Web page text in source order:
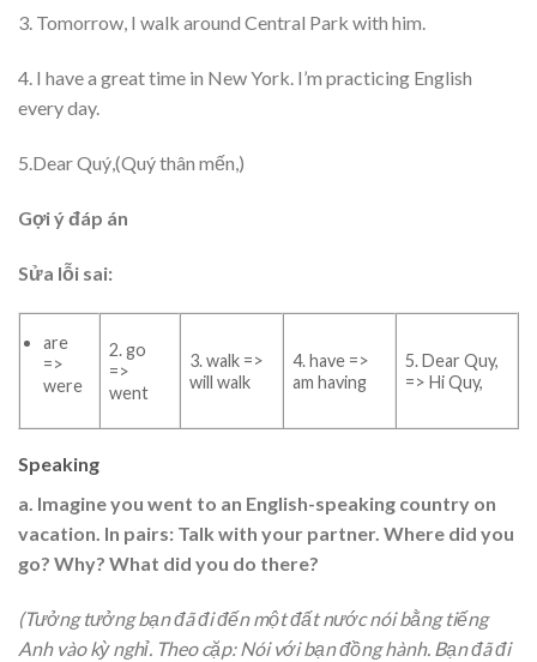
3. Tomorrow, I walk around Central Park with him.
4. I have a great time in New York. I’m practicing English
every day.
5.Dear Quý,(Quý thân mến,)
Gợi ý đáp án
Sửa lỗi sai:
are
=>
were
2. go
=>
went
3. walk =>
will walk
4. have =>
am having
5. Dear Quy,
=> Hi Quy,
Speaking
a. Imagine you went to an English-speaking country on
vacation. In pairs: Talk with your partner. Where did you
go? Why? What did you do there?
(Tưởng tưởng bạn đã đi đến một đất nước nói bằng tiếng
Anh vào kỳ nghỉ. Theo cặp: Nói với bạn đồng hành. Bạn đã đi